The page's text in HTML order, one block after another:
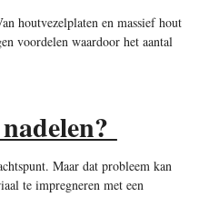
houtvezelplaten en massief hout
voordelen waardoor het aantal
Maar dat probleem kan
te impregneren met een